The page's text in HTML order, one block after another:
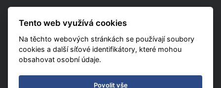
Tento web využívá cookies
Na těchto webových stránkách se používají soubory
cookies a další síťové identifikátory, které mohou
obsahovat osobní údaje.
Povolit vše